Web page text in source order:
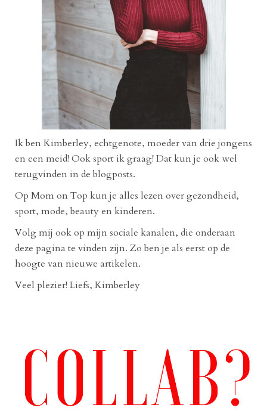
Ik ben Kimberley, echtgenote, moeder van drie jongens
en een meid! Ook sport ik graag! Dat kun je ook wel
terugvinden in de blogposts.
Op Mom on Top kun je alles lezen over gezondheid,
sport, mode, beauty en kinderen.
Volg mij ook op mijn sociale kanalen, die onderaan
deze pagina te vinden zijn. Zo ben je als eerst op de
hoogte van nieuwe artikelen.
Veel plezier! Liefs, Kimberley